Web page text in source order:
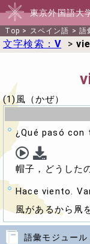
東京外国語大
Top > スペイン語 >語
語彙モジュール
文字検索： V >
(1)風（かぜ）
¿Qué pasó
帽子，どうした
Hace viento.
風があるから凧